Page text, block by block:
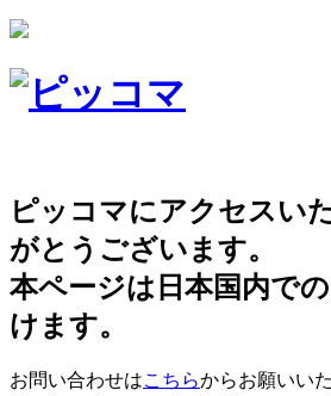
ピッコマにアクセスい
がとうございます。
本ページは日本国内で
けます。
お問い合わせはこちらからお願いい